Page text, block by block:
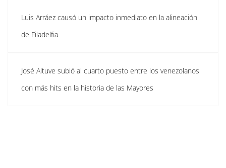
Luis Arráez causó un impacto inmediato en la alineación
de Filadelfia
José Altuve subió al cuarto puesto entre los venezolanos
con más hits en la historia de las Mayores